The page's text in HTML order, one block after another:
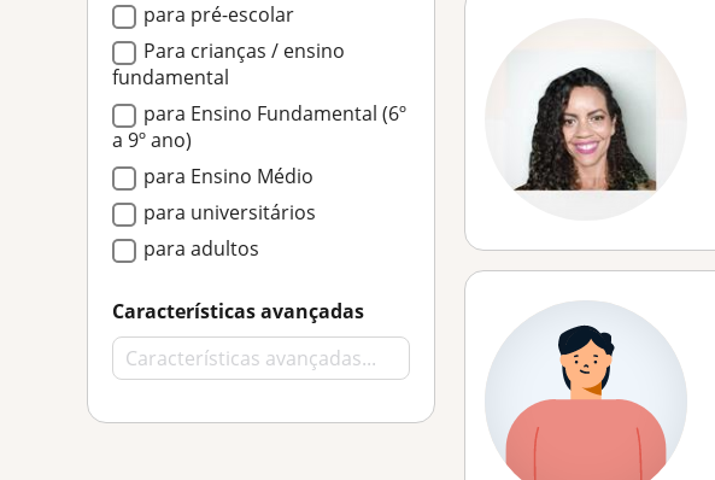
para pré-escolar
Para crianças / ensino
fundamental
para Ensino Fundamental (6º
a 9º ano)
para Ensino Médio
para universitários
para adultos
Características avançadas